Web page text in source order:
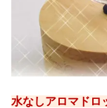
水なしアロマドロ